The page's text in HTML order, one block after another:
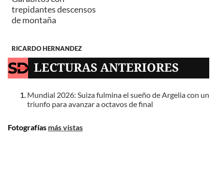
trepidantes descensos
de montaña
RICARDO HERNANDEZ
LECTURAS ANTERIORES
Mundial 2026: Suiza fulmina el sueño de Argelia con un
triunfo para avanzar a octavos de final
Fotografías más vistas